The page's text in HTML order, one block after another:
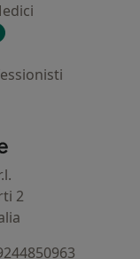
Homepage
2